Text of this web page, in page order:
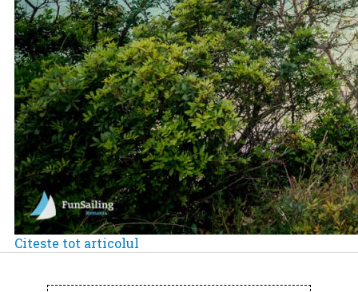
Citeste tot articolul